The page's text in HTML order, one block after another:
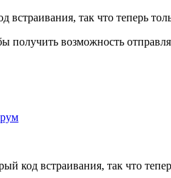
так что теперь
получить возможность
код встраивания, так что